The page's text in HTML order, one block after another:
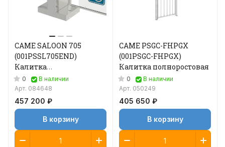
CAME SALOON 705
(001PSSL705END)
Калитка
двухпроходная
0
В наличии
Арт. 084648
457 200 ₽
В корзину
CAME PSGC-FHPGX
(001PSGC-FHPGX)
Калитка полноростовая
0
В наличии
Арт. 050249
405 650 ₽
В корзину